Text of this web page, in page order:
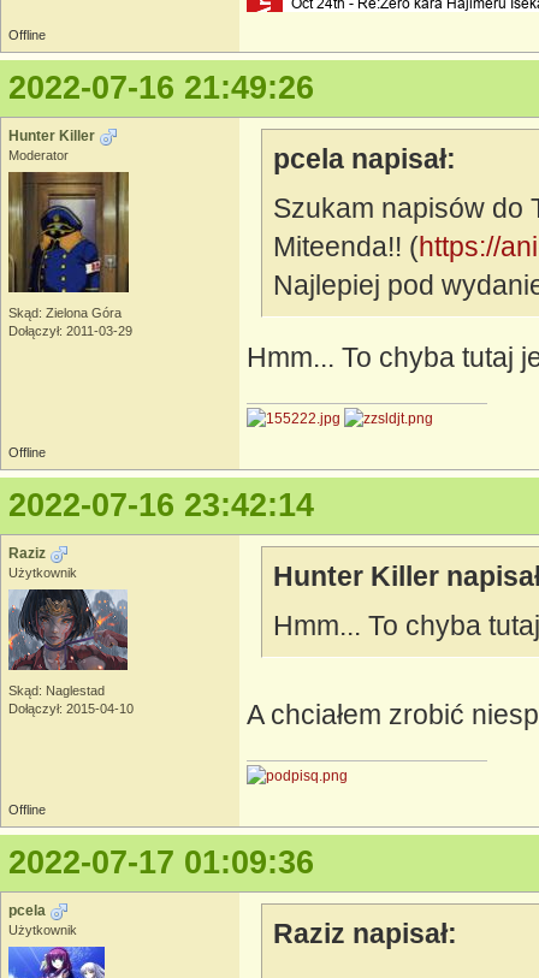
Offline
2022-07-16 21:49:26
Hunter Killer
Moderator
Skąd: Zielona Góra
Dołączył: 2011-03-29
pcela napisał:
Szukam napisów do
Miteenda!! (https://
Najlepiej pod
Hmm... To chyba tutaj
Offline
2022-07-16 23:42:14
Raziz
Użytkownik
Skąd: Naglestad
Dołączył: 2015-04-10
Hunter Killer
Hmm... To chyba
A chciałem zrobić
Offline
2022-07-17 01:09:36
pcela
Użytkownik Raziz napisał: